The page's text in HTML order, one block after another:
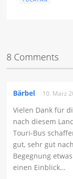
8 Comments
Bärbel 10. März
Vielen Dank für
nach diesem
Touri-Bus
gut, sehr gut
Begegnung
einen Einblick…